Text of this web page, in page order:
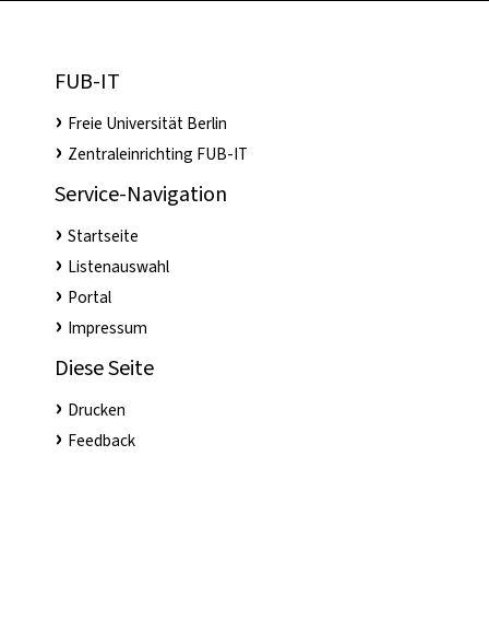
FUB-IT
Freie Universität Berlin
Zentraleinrichting FUB-IT
Service-Navigation
Startseite
Listenauswahl
Portal
Impressum
Diese Seite
Drucken
Feedback